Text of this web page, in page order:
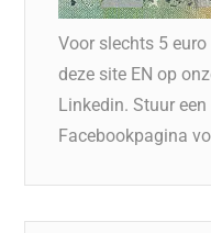
Voor slechts 5
deze site EN op
Linkedin. Stuur
Facebookpagina